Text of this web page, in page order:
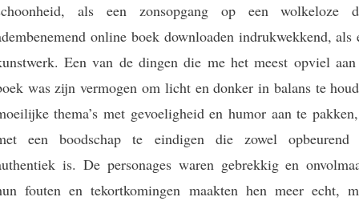
als een zonsopgang op een wolkeloze
online boek downloaden indrukwekkend, als
Een van de dingen die me het meest opviel
was zijn vermogen om licht en donker in balans te
thema’s met gevoeligheid en humor aan te
een boodschap te eindigen die zowel opbeurend
is. De personages waren gebrekkig en
fouten en tekortkomingen maakten hen meer echt,